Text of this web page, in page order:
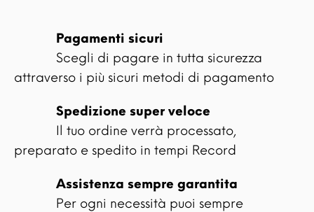
Pagamenti sicuri
Scegli di pagare in tutta sicurezza
attraverso i più sicuri metodi di pagamento
Spedizione super veloce
Il tuo ordine verrà processato,
preparato e spedito in tempi Record
Assistenza sempre garantita
Per ogni necessità puoi sempre